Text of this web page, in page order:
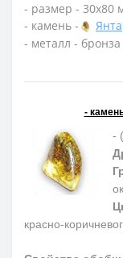
- размер - 30х80
- камень -
- металл - бронза
-
-
красно-